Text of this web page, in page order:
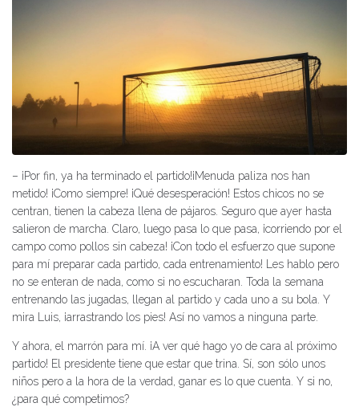
– ¡Por fin, ya ha terminado el partido!¡Menuda paliza nos han
metido! ¡Como siempre! ¡Qué desesperación! Estos chicos no se
centran, tienen la cabeza llena de pájaros. Seguro que ayer hasta
salieron de marcha. Claro, luego pasa lo que pasa, ¡corriendo por el
campo como pollos sin cabeza! ¡Con todo el esfuerzo que supone
para mí preparar cada partido, cada entrenamiento! Les hablo pero
no se enteran de nada, como si no escucharan. Toda la semana
entrenando las jugadas, llegan al partido y cada uno a su bola. Y
mira Luis, ¡arrastrando los pies! Así no vamos a ninguna parte.
Y ahora, el marrón para mí. ¡A ver qué hago yo de cara al próximo
partido! El presidente tiene que estar que trina. Sí, son sólo unos
niños pero a la hora de la verdad, ganar es lo que cuenta. Y si no,
¿para qué competimos?